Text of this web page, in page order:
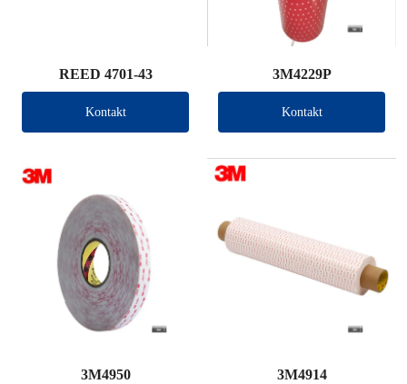
REED 4701-43
Kontakt
3M4229P
Kontakt
3M4950 3M4914